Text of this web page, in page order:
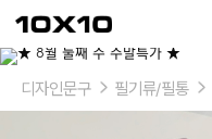
텐
바
텐
이
상
디자인문구 필기류/필통